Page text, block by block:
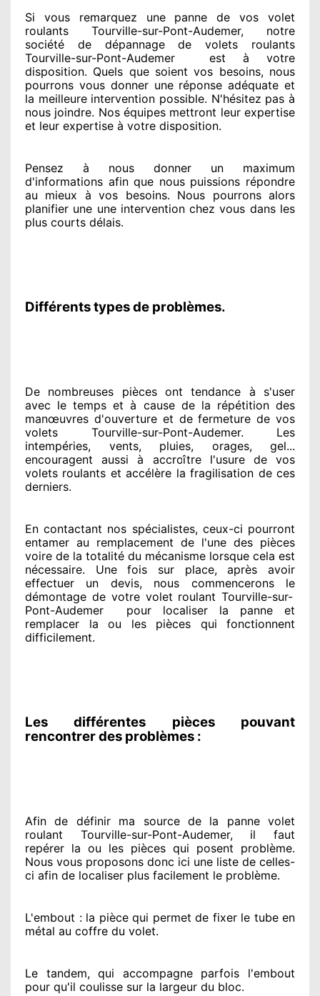
Si vous remarquez une panne de vos volet
roulants Tourville-sur-Pont-Audemer, notre
société de dépannage de volets roulants
Tourville-sur-Pont-Audemer
est à votre
disposition. Quels que soient vos besoins, nous
pourrons vous donnerune réponse adéquate et
la meilleure intervention possible. N'hésitez pas à
nous joindre. Nos équipes mettront leur expertise
et leur expertise à votre disposition.
Pensez à nous donner un maximum
d'informations afin que nous puissions répondre
au mieux à vos besoins. Nous pourrons alors
planifier une une intervention chez vous dans les
plus courts délais.
Différents types de problèmes.
De nombreuses pièces ont tendance à s'user
avec le temps et à causede la répétition des
manœuvres d'ouverture et de fermeture de vos
volets Tourville-sur-Pont-Audemer. Les
intempéries, vents, pluies, orages, gel...
encouragent aussi à accroîtrel'usure de vos
volets roulants et accélère la fragilisation de ces
derniers.
En contactant nos spécialistes, ceux-ci pourront
entamer au remplacement de l'une des pièces
voire de la totalité du mécanisme lorsque cela est
nécessaire. Une fois sur place, après avoir
effectuer un devis, nous commencerons le
démontage de votre volet roulant Tourville-sur-
Pont-Audemer
pour localiser la panne et
remplacer la ou les pièces qui fonctionnent
difficilement.
Les différentes pièces pouvant
rencontrer des problèmes :
Afin de définir ma sourcede la panne volet
roulant Tourville-sur-Pont-Audemer, il faut
repérer la ou les pièces qui posent problème.
Nous vous proposons donc ici une liste de celles-
ci afin de localiser plus facilement le problème.
L'embout : la pièce qui permet de fixer le tube en
métal au coffre du volet.
Le tandem, qui accompagne parfois l'embout
pour qu'il coulisse sur la largeur du bloc.